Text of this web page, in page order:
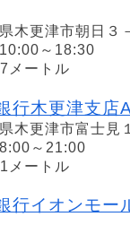
木更津市朝日３
～18:30
メートル
行木更津支店
木更津市富士見
～21:00
メートル
行イオンモー